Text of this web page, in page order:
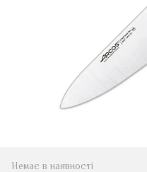
Немає в наявності